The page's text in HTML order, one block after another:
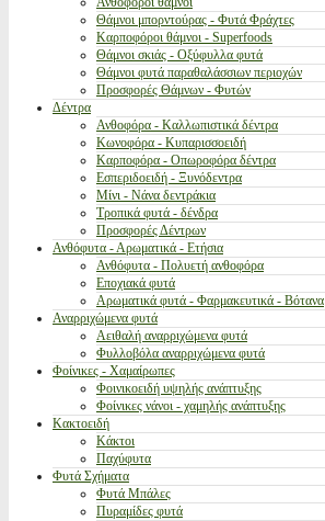
Θάμνοι μπορντούρας - Φυτά Φράχτες
Καρποφόροι θάμνοι - Superfoods
Θάμνοι σκιάς - Οξύφυλλα φυτά
Θάμνοι φυτά παραθαλάσσιων περιοχών
Προσφορές Θάμνων - Φυτών
Δέντρα
Ανθοφόρα - Καλλωπιστικά δέντρα
Κωνοφόρα - Κυπαρισσοειδή
Καρποφόρα - Οπωροφόρα δέντρα
Εσπεριδοειδή - Ξυνόδεντρα
Μίνι - Νάνα δεντράκια
Τροπικά φυτά - δένδρα
Προσφορές Δέντρων
Ανθόφυτα - Αρωματικά - Ετήσια
Ανθόφυτα - Πολυετή ανθοφόρα
Εποχιακά φυτά
Αρωματικά φυτά - Φαρμακευτικά - Βότανα
Αναρριχώμενα φυτά
Αειθαλή αναρριχώμενα φυτά
Φυλλοβόλα αναρριχώμενα φυτά
Φοίνικες - Χαμαίρωπες
Φοινικοειδή υψηλής ανάπτυξης
Φοίνικες νάνοι - χαμηλής ανάπτυξης
Κακτοειδή
Κάκτοι
Παχύφυτα
Φυτά Σχήματα
Φυτά Μπάλες
Πυραμίδες φυτά